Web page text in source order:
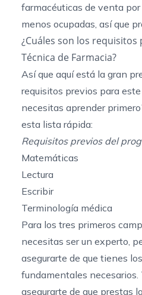
farmacéuticas de venta
menos ocupadas, así que
¿Cuáles son los requisitos
Técnica de Farmacia?
Así que aquí está la gran
requisitos previos para este
necesitas aprender
esta lista rápida:
Requisitos previos del
Matemáticas
Lectura
Escribir
Terminología médica
Para los tres primeros
necesitas ser un experto,
asegurarte de que tienes
fundamentales
asegurarte de que prestas